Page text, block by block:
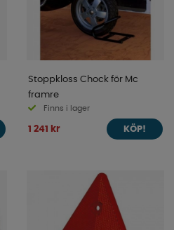
Stoppkloss Chock för Mc
framre
Finns i lager
1 241 kr KÖP!